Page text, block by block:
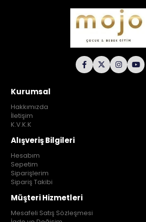
Kurumsal
Hakkımızda
İletişim
K.V.K.K
Alışveriş Bilgileri
Hesabım
Sepetim
Siparişlerim
Sipariş Takibi
Müşteri Hizmetleri
Mesafeli Satış Sözleşmesi